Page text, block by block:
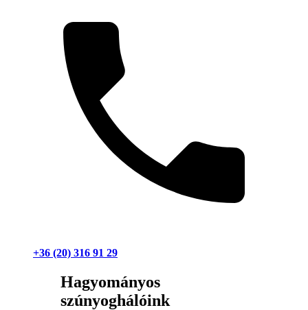
+36 (20) 316 91 29
Hagyományos
szúnyoghálóink